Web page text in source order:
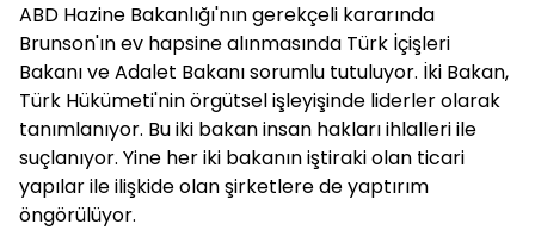
ABD Hazine Bakanlığı'nın gerekçeli kararında
Brunson'ın ev hapsine alınmasında Türk İçişleri
Bakanı ve Adalet Bakanı sorumlu tutuluyor. İki Bakan,
Türk Hükümeti'nin örgütsel işleyişinde liderler olarak
tanımlanıyor. Bu iki bakan insan hakları ihlalleri ile
suçlanıyor. Yine her iki bakanın iştiraki olan ticari
yapılar ile ilişkide olan şirketlere de yaptırım
öngörülüyor.